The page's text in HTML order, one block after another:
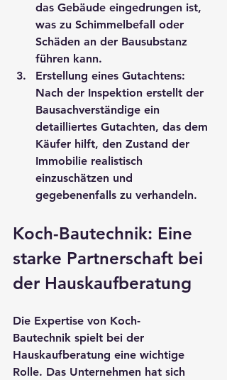
das Gebäude eingedrungen ist,
was zu Schimmelbefall oder
Schäden an der Bausubstanz
führen kann.
Erstellung eines Gutachtens:
Nach der Inspektion erstellt der
Bausachverständige ein
detailliertes Gutachten, das dem
Käufer hilft, den Zustand der
Immobilie realistisch
einzuschätzen und
gegebenenfalls zu verhandeln.
Koch-Bautechnik: Eine
starke Partnerschaft bei
der Hauskaufberatung
Die Expertise von Koch-
Bautechnik spielt bei der
Hauskaufberatung eine wichtige
Rolle. Das Unternehmen hat sich